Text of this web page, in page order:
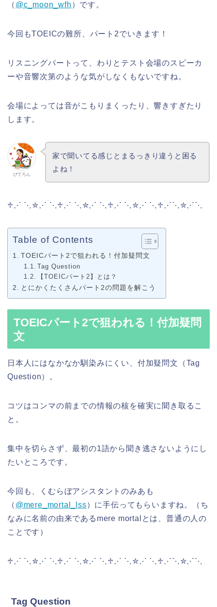
（ @c_moon_wfh ）です。
今回もTOEICの難所、パート2でいきます！
リスニングパートって、わりとテスト会場のスピーカ
ーや音響次第のような気がしなくもないですね。
会場によっては音がこもりまくったり、響きすぎたり
します。
ぴてろん
家で聞いてる感じとまるっきり違うと困る
よね！
♱⋰ ⋱✮⋰ ⋱♱⋰ ⋱✮⋰ ⋱♱⋰ ⋱✮⋰ ⋱♱⋰⋱✮⋰⋱
Table of Contents
TOEICパート2で狙われる！付加疑問文
Tag Question
【TOEICパート2】とは？
とにかくたくさんパート2の問題を解こう
TOEICパート2で狙われる！付加疑問
文
日本人にはなかなか馴染みにくい、付加疑問文（Tag
Question）。
コツはコンマの前までの情報の核を確実に聞き取るこ
と。
集中を切らさず、最初の1語から聞き逃さないようにし
たいところです。
今回も、くむらぼアシスタントのみあも
（ @mere_mortal_lss）に手伝ってもらいますね。（ち
なみに名前の由来であるmere mortalとは、普通の人の
ことです）
♱⋰ ⋱✮⋰ ⋱♱⋰ ⋱✮⋰ ⋱♱⋰ ⋱✮⋰ ⋱♱⋰⋱✮⋰⋱
Tag Question